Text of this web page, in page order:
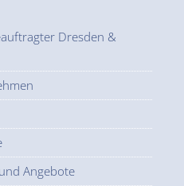
Dresden &
Angebote